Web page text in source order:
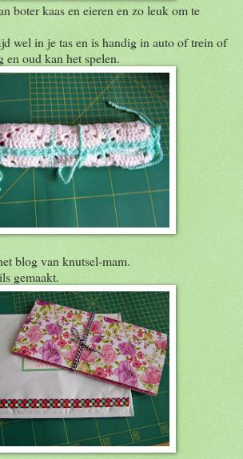
boter kaas en eieren en zo leuk om te
wel in je tas en is handig in auto of trein of
oud kan het spelen.
blog van knutsel-mam.
gemaakt.